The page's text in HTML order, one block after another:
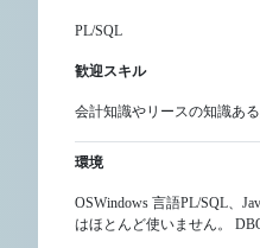
PL/SQL
歓迎スキル
会計知識やリースの知識ある
環境
OSWindows 言語PL/SQL、
はほとんど使いません。